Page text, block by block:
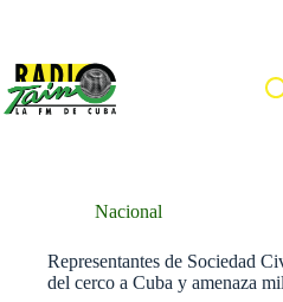
Nacional
Representantes de Sociedad
del cerco a Cuba y amenaza